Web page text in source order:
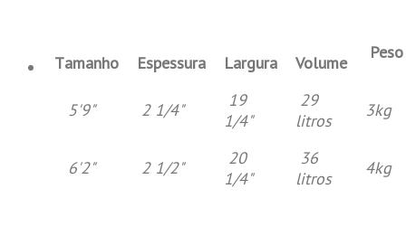
Tamanho Espessura Largura Volume
Peso
5'9" 2 1/4"
19
1/4"
29
litros
3kg
6'2" 2 1/2"
20
1/4"
36
litros
4kg